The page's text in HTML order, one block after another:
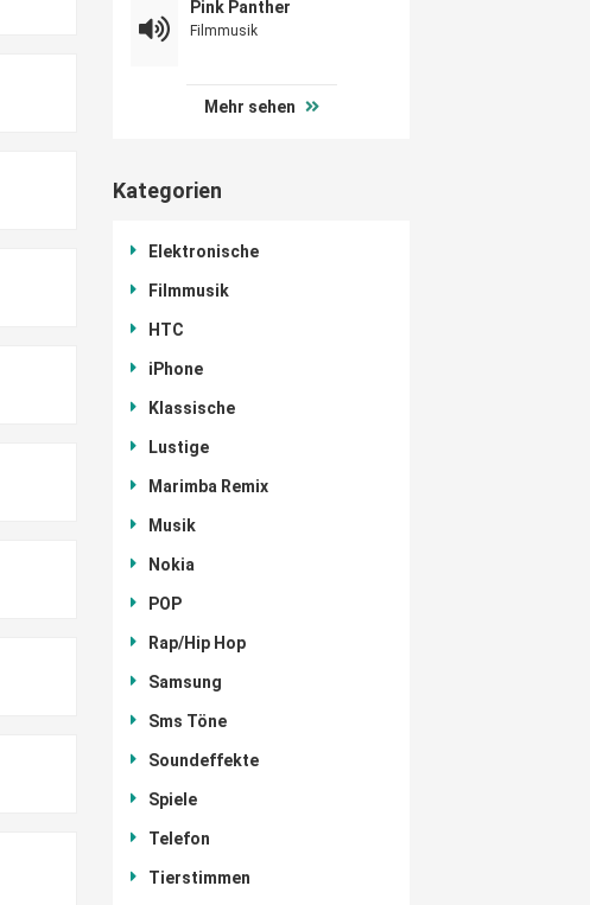
Pink Panther
Filmmusik
Mehr sehen
Kategorien
Elektronische
Filmmusik
HTC
iPhone
Klassische
Lustige
Marimba Remix
Musik
Nokia
POP
Rap/Hip Hop
Samsung
Sms Töne
Soundeffekte
Spiele
Telefon
Tierstimmen